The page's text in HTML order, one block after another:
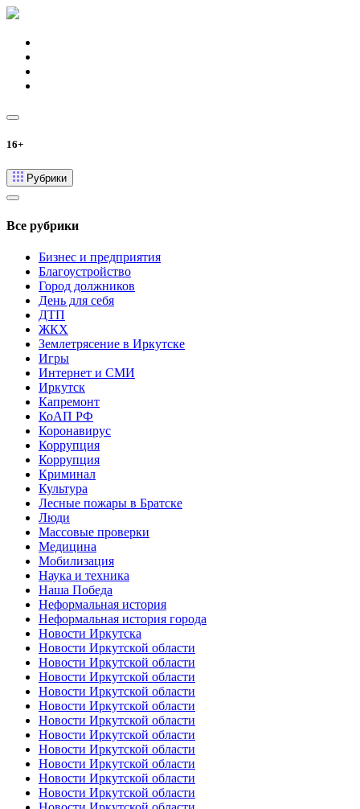
16+
Рубрики
Все рубрики
Бизнес и предприятия
Благоустройство
Город должников
День для себя
ДТП
ЖКХ
Землетрясение в Иркутске
Игры
Интернет и СМИ
Иркутск
Капремонт
КоАП РФ
Коронавирус
Коррупция
Коррупция
Криминал
Культура
Лесные пожары в Братске
Люди
Массовые проверки
Медицина
Мобилизация
Наука и техника
Наша Победа
Неформальная история
Неформальная история города
Новости Иркутска
Новости Иркутской области
Новости Иркутской области
Новости Иркутской области
Новости Иркутской области
Новости Иркутской области
Новости Иркутской области
Новости Иркутской области
Новости Иркутской области
Новости Иркутской области
Новости Иркутской области
Новости Иркутской области